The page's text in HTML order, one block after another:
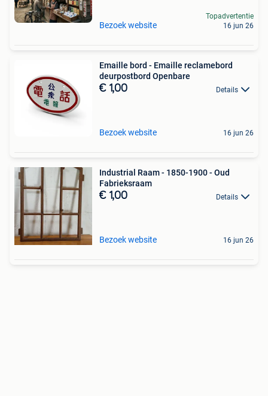
Bezoek website
Topadvertentie
16 jun 26
Emaille bord - Emaille reclamebord
deurpostbord Openbare
€ 1,00 Details
Bezoek website 16 jun 26
Industrial Raam - 1850-1900 - Oud
Fabrieksraam
€ 1,00 Details
Bezoek website 16 jun 26